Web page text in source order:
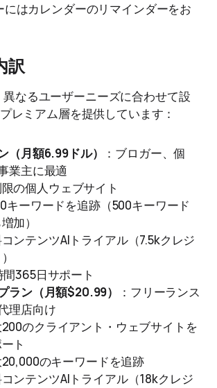
はカレンダーのリマインダーをお
訳
なるユーザーニーズに合わせて設
レミアム層を提供しています：
（月額6.99ドル）
：ブロガー、個
業主に最適
の個人ウェブサイト
キーワードを追跡（500キーワード
加）
ンテンツAIトライアル（7.5kクレジ
間365日サポート
ラン（月額$20.99）
：フリーランス
理店向け
のクライアント・ウェブサイトを
ト
のキーワードを追跡
ンテンツAIトライアル（18kクレジ